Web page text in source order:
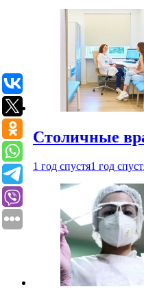
Столичные
1 год спустя1 год